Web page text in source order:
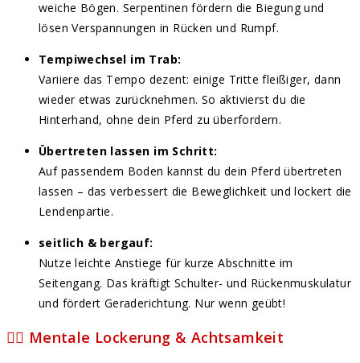
weiche Bögen. Serpentinen fördern die Biegung und
lösen Verspannungen in Rücken und Rumpf.
Tempiwechsel im Trab:
Variiere das Tempo dezent: einige Tritte fleißiger, dann
wieder etwas zurücknehmen. So aktivierst du die
Hinterhand, ohne dein Pferd zu überfordern.
Übertreten lassen im Schritt:
Auf passendem Boden kannst du dein Pferd übertreten
lassen – das verbessert die Beweglichkeit und lockert die
Lendenpartie.
seitlich & bergauf:
Nutze leichte Anstiege für kurze Abschnitte im
Seitengang. Das kräftigt Schulter- und Rückenmuskulatur
und fördert Geraderichtung. Nur wenn geübt!
🧘‍♂️ Mentale Lockerung & Achtsamkeit